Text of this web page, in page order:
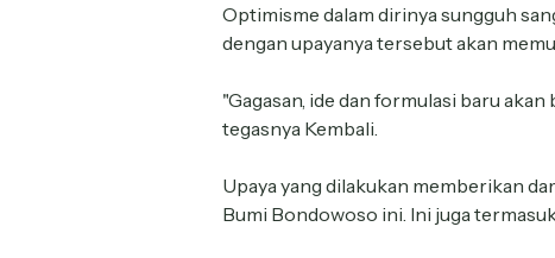
Optimisme dalam dirinya sungguh
dengan upayanya tersebut akan
"Gagasan, ide dan formulasi baru
tegasnya Kembali.
Upaya yang dilakukan memberikan
Bumi Bondowoso ini. Ini juga